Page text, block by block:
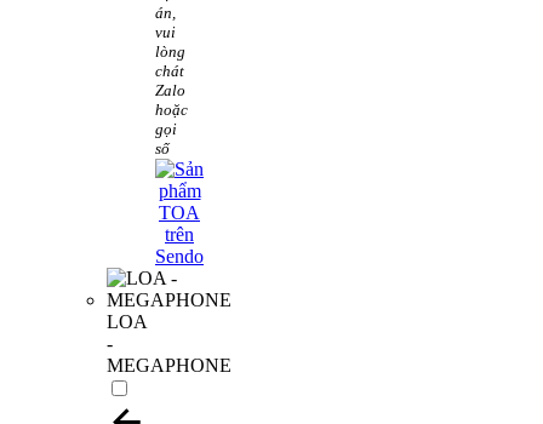
án,
vui
lòng
chát
Zalo
hoặc
gọi
số
LOA
-
MEGAPHONE